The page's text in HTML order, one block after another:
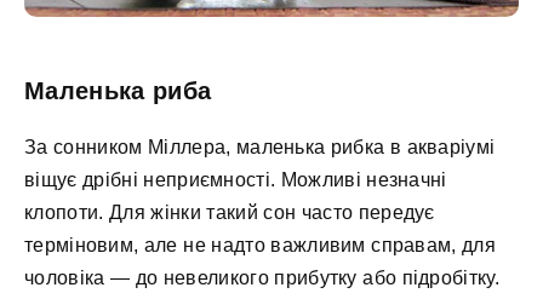
Маленька риба
За сонником Міллера, маленька рибка в акваріумі
віщує дрібні неприємності. Можливі незначні
клопоти. Для жінки такий сон часто передує
терміновим, але не надто важливим справам, для
чоловіка — до невеликого прибутку або підробітку.